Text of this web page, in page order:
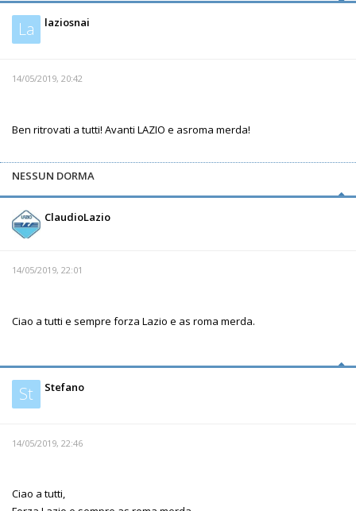
La laziosnai
14/05/2019, 20:42
Ben ritrovati a tutti! Avanti LAZIO e asroma merda!
NESSUN DORMA
ClaudioLazio
14/05/2019, 22:01
Ciao a tutti e sempre forza Lazio e as roma merda.
St Stefano
14/05/2019, 22:46
Ciao a tutti,